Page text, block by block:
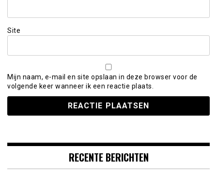
Site
Mijn naam, e-mail en site opslaan in deze browser voor de
volgende keer wanneer ik een reactie plaats.
RECENTE BERICHTEN